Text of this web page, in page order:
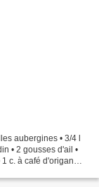
aubergines • 3/4 l
• 2 gousses d'ail •
1 c. à café d'origan